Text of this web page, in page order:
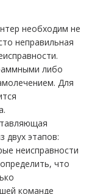
необходим не
неправильная
либо
Для
двух этапов:
неисправности
что
команде